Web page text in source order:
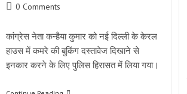
category:
Post0 Comments
कांग्रेस नेता कन्हैया कुमार को नई दिल्ली के केरल
हाउस में कमरे की बुकिंग दस्तावेज दिखाने से
इनकार करने के लिए पुलिस हिरासत में लिया गया।